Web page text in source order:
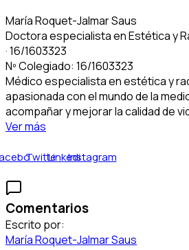
María Roquet-Jalmar Saus
Doctora especialista en Estética y
· 16/1603323
Nº Colegiado: 16/1603323
Médico especialista en estética y
apasionada con el mundo de la
acompañar y mejorar la calidad de
Ver más
TwitterLinkedinInstagram
Comentarios
Escrito por:
María Roquet-Jalmar Saus